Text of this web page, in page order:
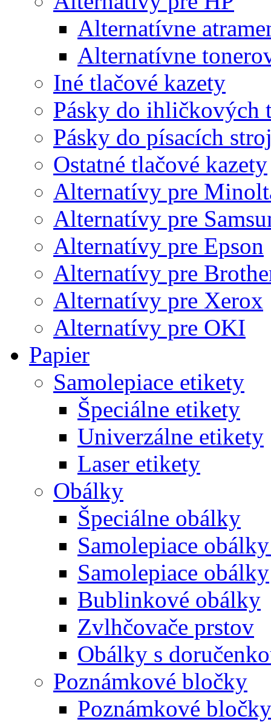
Alternatívne
Alternatívne
Iné tlačové kazety
Pásky do ihličkových
Pásky do písacích
Ostatné tlačové kazety
Alternatívy pre
Alternatívy pre
Alternatívy pre Epson
Alternatívy pre
Alternatívy pre Xerox
Alternatívy pre OKI
Papier
Samolepiace etikety
Špeciálne etikety
Univerzálne etikety
Laser etikety
Obálky
Špeciálne obálky
Samolepiace
Samolepiace obálky
Bublinkové obálky
Zvlhčovače prstov
Obálky s
Poznámkové bločky
Poznámkové